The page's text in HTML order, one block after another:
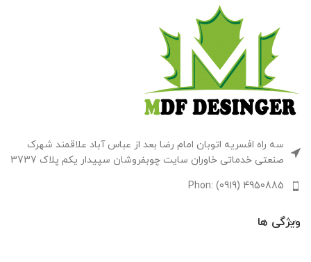
سه راه افسریه اتوبان امام رضا بعد از عباس آباد علاقمند شهرک
صنعتی خدماتی خاوران سایت چوبفروشان سپیدار یکم پلاک 3737
Phon: (0919) 4950885
ویژگی ها